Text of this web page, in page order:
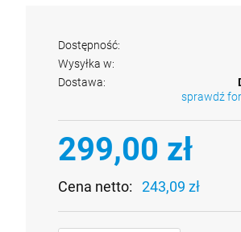
Dostępność:
Wysyłka w:
Dostawa:
Cena nie zawiera ewentualnych kosztów
sprawdź
299,00 zł
Cena netto: 243,09 zł